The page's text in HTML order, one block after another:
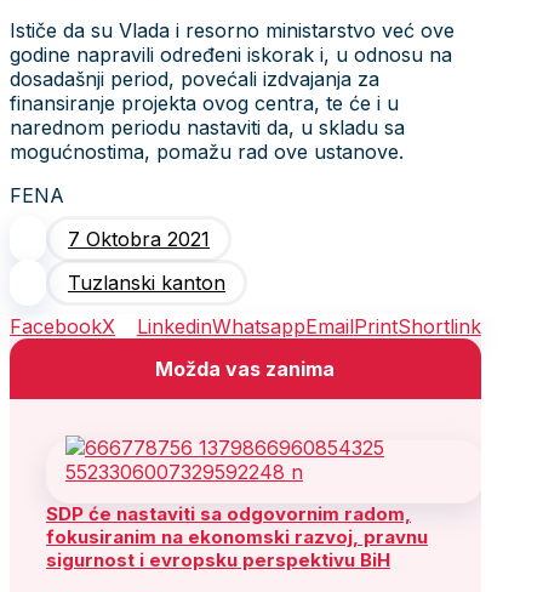
Ističe da su Vlada i resorno ministarstvo već ove
godine napravili određeni iskorak i, u odnosu na
dosadašnji period, povećali izdvajanja za
finansiranje projekta ovog centra, te će i u
narednom periodu nastaviti da, u skladu sa
mogućnostima, pomažu rad ove ustanove.
FENA
7 Oktobra 2021
Tuzlanski kanton
FacebookX LinkedinWhatsappEmailPrintShortlink
Možda vas zanima
SDP će nastaviti sa odgovornim radom,
fokusiranim na ekonomski razvoj, pravnu
sigurnost i evropsku perspektivu BiH